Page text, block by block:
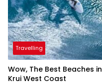
Travelling
Wow, The Best Beaches in
Krui West Coast